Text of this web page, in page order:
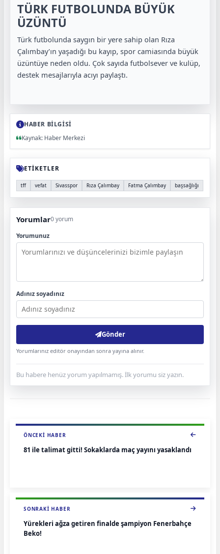
TÜRK FUTBOLUNDA BÜYÜK
ÜZÜNTÜ
Türk futbolunda saygın bir yere sahip olan Rıza
Çalımbay’ın yaşadığı bu kayıp, spor camiasında büyük
üzüntüye neden oldu. Çok sayıda futbolsever ve kulüp,
destek mesajlarıyla acıyı paylaştı.
HABER BİLGİSİ
Kaynak: Haber Merkezi
ETİKETLER
tff vefat Sivasspor Rıza Çalımbay Fatma Çalımbay başsağlığı
Yorumlar0 yorum
Yorumunuz
Adınız soyadınız
Gönder
Yorumlarınız editör onayından sonra yayına alınır.
Bu habere henüz yorum yapılmamış. İlk yorumu siz yazın.
ÖNCEKI HABER
81 ile talimat gitti! Sokaklarda maç yayını yasaklandı
SONRAKI HABER
Yürekleri ağza getiren finalde şampiyon Fenerbahçe
Beko!